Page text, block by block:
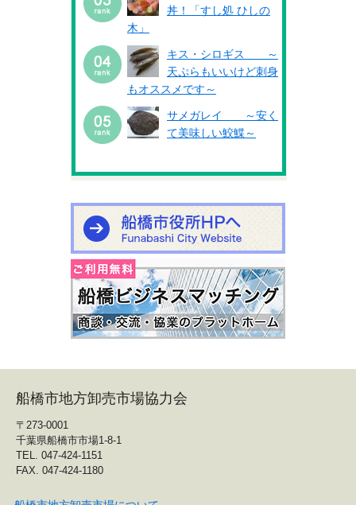
丼！「すし処 ひしの
木」
キス・シロギス ～
天ぷらもいいけど刺身
もオススメです～
サメガレイ ～安く
て美味しい鮫鰈～
船橋市地方卸売市場協力会
〒273-0001
千葉県船橋市市場1-8-1
TEL. 047-424-1151
FAX. 047-424-1180